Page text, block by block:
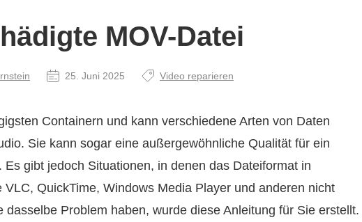
MOV-Datei
25. Juni 2025 Video reparieren
Containern und kann verschiedene Arten von Daten
Sie kann sogar eine außergewöhnliche Qualität für ein
gibt jedoch Situationen, in denen das Dateiformat in
QuickTime, Windows Media Player und anderen nicht
Problem haben, wurde diese Anleitung für Sie erstellt.